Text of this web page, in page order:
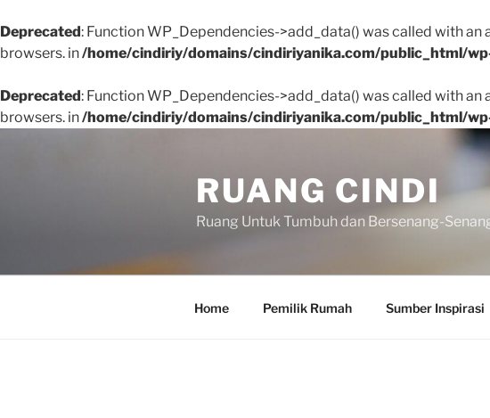
Deprecated: Function WP_Dependencies->add_data() was called with an
browsers. in/home/cindiriy/domains/cindiriyanika.com/public_html/
Deprecated: Function WP_Dependencies->add_data() was called with an
browsers. in/home/cindiriy/domains/cindiriyanika.com/public_html/
RUANG CINDI
Ruang Untuk Tumbuh dan Bersenang-
Home Pemilik Rumah Sumber Inspirasi